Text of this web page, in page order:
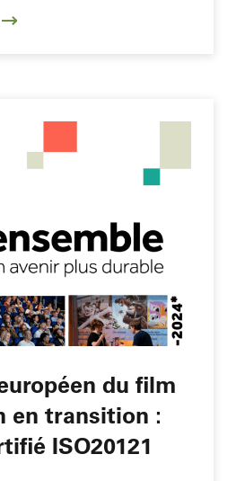
du film
en transition :
ISO20121